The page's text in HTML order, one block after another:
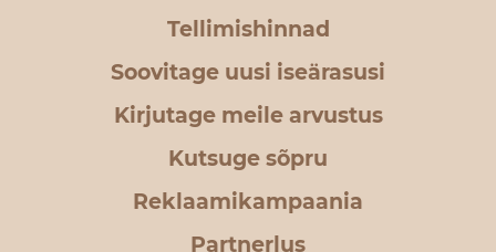
Tellimishinnad
Soovitage uusi iseärasusi
Kirjutage meile arvustus
Kutsuge sõpru
Reklaamikampaania
Partnerlus